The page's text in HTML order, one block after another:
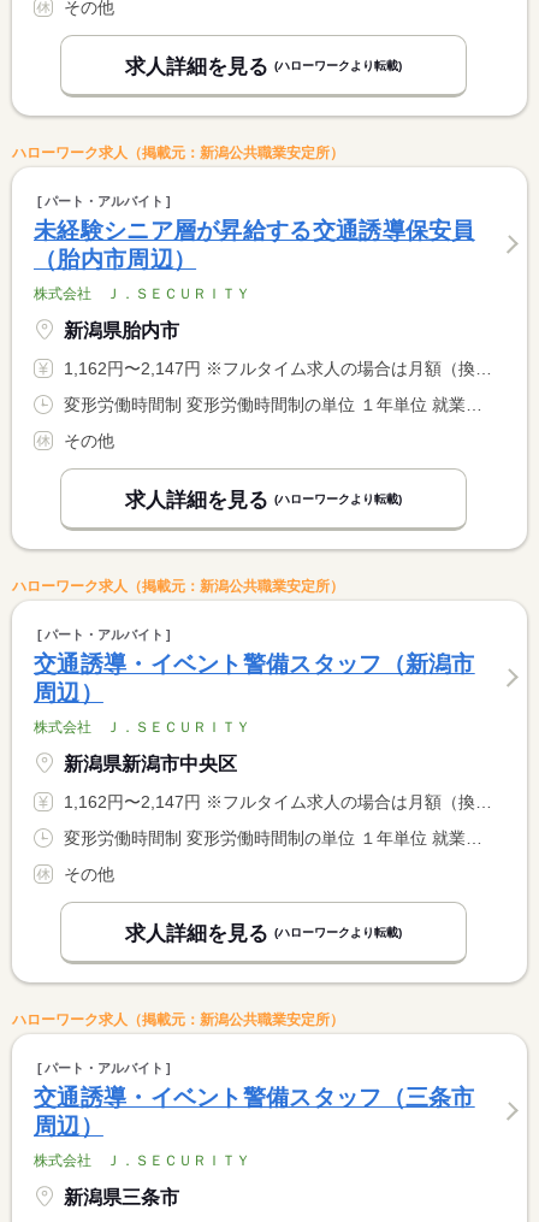
その他
求人詳細を見る (ハローワークより転載)
ハローワーク求人（掲載元：新潟公共職業安定所）
パート・アルバイト
未経験シニア層が昇給する交通誘導保安員
（胎内市周辺）
株式会社 Ｊ．ＳＥＣＵＲＩＴＹ
新潟県胎内市
1,162円〜2,147円 ※フルタイム求人の場合は月額（換算額）、パート求人の場合は時間額を表示しています。
変形労働時間制 変形労働時間制の単位 １年単位 就業時間１ 8時00分〜17時00分 就業時間２ 22時00分〜6時00分 就業時間に関する特記事項 ８時間稼働で１時間休憩 <BR> ６時間稼働で日給保証★
その他
求人詳細を見る (ハローワークより転載)
ハローワーク求人（掲載元：新潟公共職業安定所）
パート・アルバイト
交通誘導・イベント警備スタッフ（新潟市
周辺）
株式会社 Ｊ．ＳＥＣＵＲＩＴＹ
新潟県新潟市中央区
1,162円〜2,147円 ※フルタイム求人の場合は月額（換算額）、パート求人の場合は時間額を表示しています。
変形労働時間制 変形労働時間制の単位 １年単位 就業時間１ 8時00分〜17時00分 就業時間２ 22時00分〜6時00分 就業時間に関する特記事項 ８時間稼働で１時間休憩 <BR> ６時間稼働で日給保証★
その他
求人詳細を見る (ハローワークより転載)
ハローワーク求人（掲載元：新潟公共職業安定所）
パート・アルバイト
交通誘導・イベント警備スタッフ（三条市
周辺）
株式会社 Ｊ．ＳＥＣＵＲＩＴＹ
新潟県三条市